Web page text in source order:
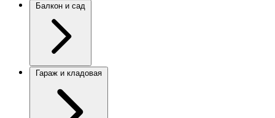
Балкон и сад
Гараж и кладовая